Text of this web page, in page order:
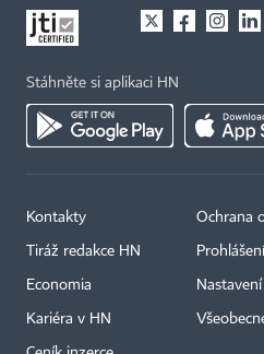
Stáhněte si aplikaci HN
Kontakty
Tiráž redakce HN
Economia
Kariéra v HN
Ochrana